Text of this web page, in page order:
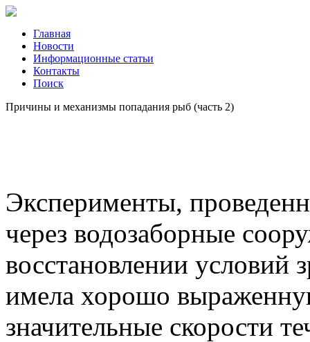
Главная
Новости
Информационные статьи
Контакты
Поиск
Причины и механизмы попадания рыб (часть 2)
Эксперименты,
через водозаборные
восстановлении условий
имела хорошо
значительные скорости